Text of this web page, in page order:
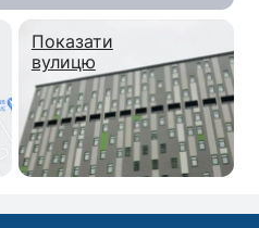
Показати
вулицю